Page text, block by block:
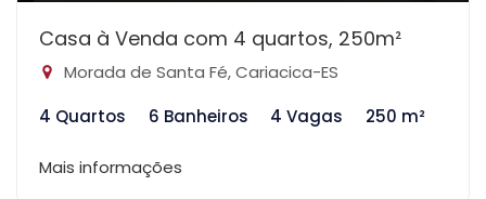
Casa à Venda com 4 quartos, 250m²
Morada de Santa Fé, Cariacica-ES
4 Quartos
6 Banheiros 4 Vagas 250 m²
Mais informações